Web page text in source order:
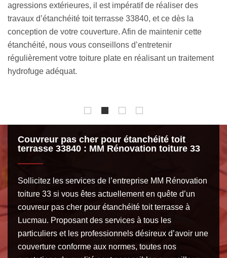
Rénovation toiture 33 vous propose une recherche de fuite
toiture, dans un premier temps, avant de poursuivre par
une remise en état de votre toit. Sachez que nous avons
tout le matériel requis pour détecter les sources d’une
infiltration d’eau. Vous pouvez entièrement vous fier en nos
compétences.
Couvreur pas cher pour étanchéité toit
terrasse 33840 : MM Rénovation toiture 33
Sollicitez les services de l’entreprise MM Rénovation
toiture 33 si vous êtes actuellement en quête d’un
couvreur pas cher pour étanchéité toit terrasse à
Lucmau. Proposant des services à tous les
particuliers et les professionnels désireux d’avoir une
couverture conforme aux normes, toutes nos